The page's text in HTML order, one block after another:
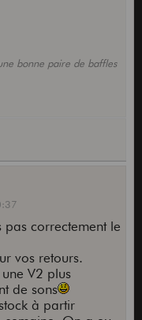
bonne paire de baffles
correctement le
vos retours.
V2 plus
de sons
à partir